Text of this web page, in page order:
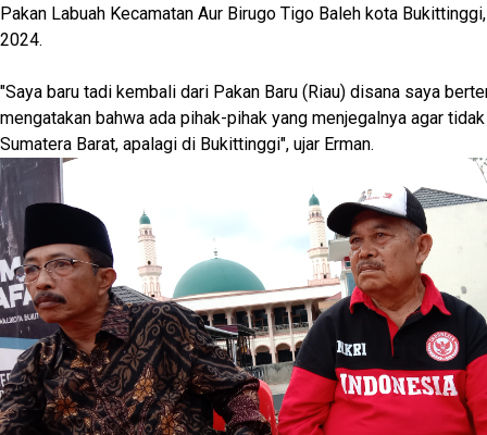
Pakan Labuah Kecamatan Aur Birugo Tigo Baleh kota
2024.
"Saya baru tadi kembali dari Pakan Baru (Riau) disana saya
mengatakan bahwa ada pihak-pihak yang menjegalnya agar
Sumatera Barat, apalagi di Bukittinggi", ujar Erman.